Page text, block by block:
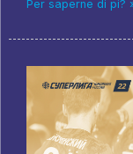
Per saperne di pi?